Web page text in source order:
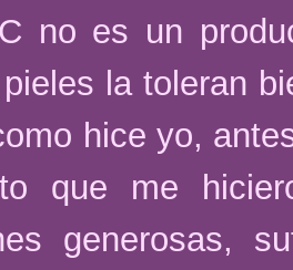
no es un
la toleran
hice yo,
que me
generosas,